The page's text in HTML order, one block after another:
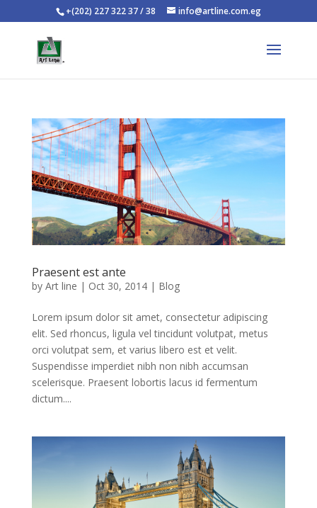
+(202) 227 322 37 / 38 info@artline.com.eg
Praesent est ante
by Art line | Oct 30, 2014| Blog
Lorem ipsum dolor sit amet, consectetur adipiscing
elit. Sed rhoncus, ligula vel tincidunt volutpat, metus
orci volutpat sem, et varius libero est et velit.
Suspendisse imperdiet nibh non nibh accumsan
scelerisque. Praesent lobortis lacus id fermentum
dictum....